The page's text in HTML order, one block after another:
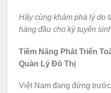
Hãy cùng khám phá lý do
hàng đầu cho kỳ tuyển
Tiềm Năng Phát Triển
Quản Lý Đô Thị
Việt Nam đang đứng